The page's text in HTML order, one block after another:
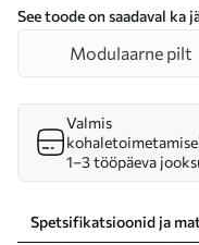
See toode on saadaval ka
Modulaarne pilt
Valmis
1–3 tööpäeva
Spetsifikatsioonid ja